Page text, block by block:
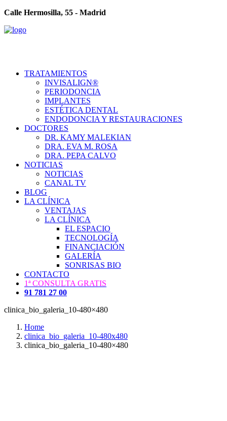
Calle Hermosilla, 55 - Madrid
TRATAMIENTOS
INVISALIGN®
PERIODONCIA
IMPLANTES
ESTÉTICA DENTAL
ENDODONCIA Y RESTAURACIONES
DOCTORES
DR. KAMY MALEKIAN
DRA. EVA M. ROSA
DRA. PEPA CALVO
NOTICIAS
NOTICIAS
CANAL TV
BLOG
LA CLÍNICA
VENTAJAS
LA CLÍNICA
EL ESPACIO
TECNOLOGÍA
FINANCIACIÓN
GALERÍA
SONRISAS BIO
CONTACTO
1ª CONSULTA GRATIS
91 781 27 00
clinica_bio_galeria_10-480×480
Home
clinica_bio_galeria_10-480x480
clinica_bio_galeria_10-480×480